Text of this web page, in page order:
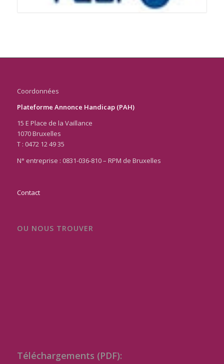
Coordonnées
Plateforme Annonce Handicap (PAH)
15 E Place de la Vaillance
1070 Bruxelles
T : 0472 12 49 35
N° entreprise : 0831-036-810 – RPM de Bruxelles
Contact
OU NOUS TROUVER
Téléchargements (PDF):